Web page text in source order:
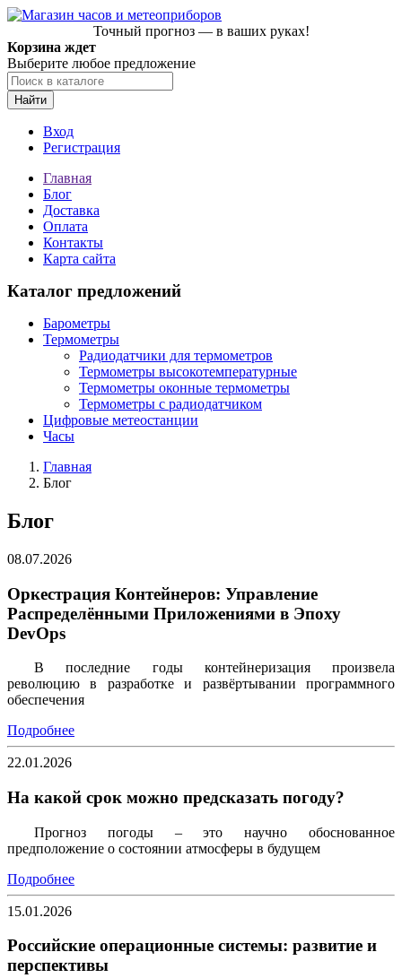
Точный прогноз — в ваших руках!
Корзина ждет
Выберите любое предложение
Найти
Вход
Регистрация
Главная
Блог
Доставка
Оплата
Контакты
Карта сайта
Каталог предложений
Барометры
Термометры
Радиодатчики для термометров
Термометры высокотемпературные
Термометры оконные термометры
Термометры с радиодатчиком
Цифровые метеостанции
Часы
Главная
Блог
Блог
08.07.2026
Оркестрация Контейнеров: Управление
Распределёнными Приложениями в Эпоху
DevOps
В последние годы контейнеризация произвела
революцию в разработке и развёртывании программного
обеспечения
Подробнее
22.01.2026
На какой срок можно предсказать погоду?
Прогноз погоды – это научно обоснованное
предположение о состоянии атмосферы в будущем
Подробнее
15.01.2026
Российские операционные системы: развитие и
перспективы